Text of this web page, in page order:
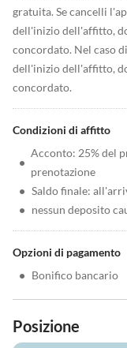
gratuita. Se cancelli
dell'inizio dell'affitto,
concordato. Nel caso
dell'inizio dell'affitto,
concordato.
Condizioni di affitto
•
Acconto: 25% del
prenotazione
• Saldo finale:
• nessun deposito
Opzioni di pagamento
• Bonifico bancario
Posizione